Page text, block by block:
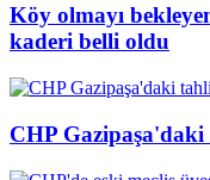
Köy olmayı
kaderi belli oldu
CHP